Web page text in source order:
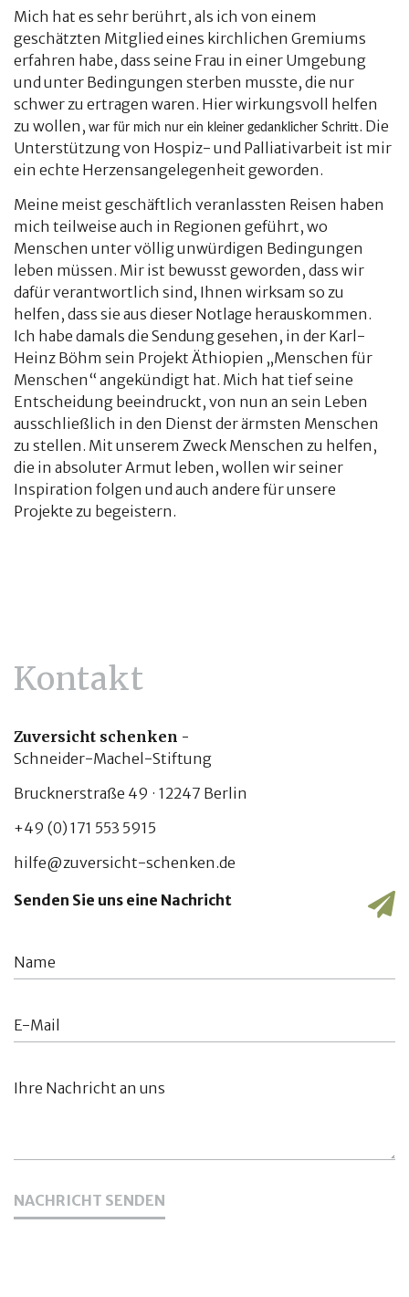
Mich hat es sehr berührt, als ich von einem
geschätzten Mitglied eines kirchlichen Gremiums
erfahren habe, dass seine Frau in einer Umgebung
und unter Bedingungen sterben musste, die nur
schwer zu ertragen waren. Hier wirkungsvoll helfen
zu wollen, war für mich nur ein kleiner gedanklicher Schritt. Die
Unterstützung von Hospiz- und Palliativarbeit ist mir
ein echte Herzensangelegenheit geworden.
Meine meist geschäftlich veranlassten Reisen haben
mich teilweise auch in Regionen geführt, wo
Menschen unter völlig unwürdigen Bedingungen
leben müssen. Mir ist bewusst geworden, dass wir
dafür verantwortlich sind, Ihnen wirksam so zu
helfen, dass sie aus dieser Notlage herauskommen.
Ich habe damals die Sendung gesehen, in der Karl-
Heinz Böhm sein Projekt Äthiopien „Menschen für
Menschen“ angekündigt hat. Mich hat tief seine
Entscheidung beeindruckt, von nun an sein Leben
ausschließlich in den Dienst der ärmsten Menschen
zu stellen. Mit unserem Zweck Menschen zu helfen,
die in absoluter Armut leben, wollen wir seiner
Inspiration folgen und auch andere für unsere
Projekte zu begeistern.
Kontakt
Zuversicht schenken -
Schneider-Machel-Stiftung
Brucknerstraße 49 · 12247 Berlin
+49 (0) 171 553 5915
hilfe@zuversicht-schenken.de
Senden Sie uns eine Nachricht
NACHRICHT SENDEN